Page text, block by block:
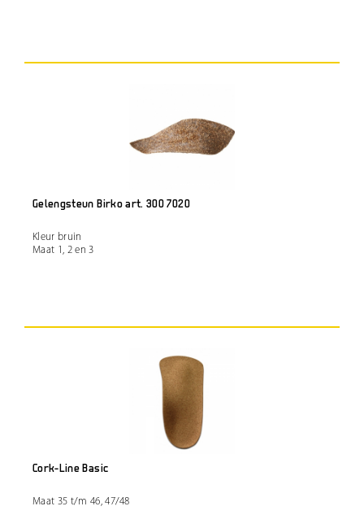
Gelengsteun Birko art. 300 7020
Kleur bruin
Maat 1, 2 en 3
Cork-Line Basic
Maat 35 t/m 46, 47/48